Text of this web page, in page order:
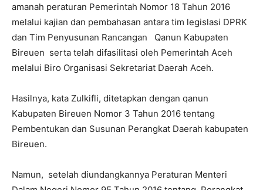
amanah peraturan Pemerintah Nomor 18 Tahun 2016
melalui kajian dan pembahasan antara tim legislasi DPRK
dan Tim Penyusunan Rancangan Qanun Kabupaten
Bireuen serta telah difasilitasi oleh Pemerintah Aceh
melalui Biro Organisasi Sekretariat Daerah Aceh.
Hasilnya, kata Zulkifli, ditetapkan dengan qanun
Kabupaten Bireuen Nomor 3 Tahun 2016 tentang
Pembentukan dan Susunan Perangkat Daerah kabupaten
Bireuen.
Namun, setelah diundangkannya Peraturan Menteri